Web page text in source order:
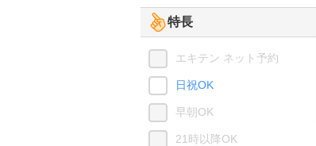
特長
エキテン ネット予約
日祝OK
早朝OK
21時以降OK